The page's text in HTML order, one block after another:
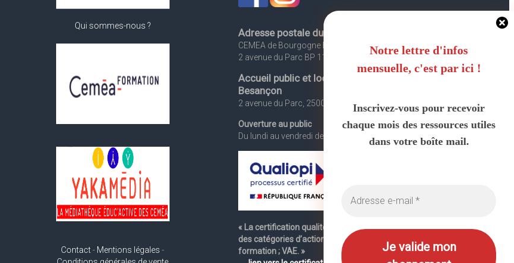
Notre lettre d'infos
mensuelle, c'est par ici !
Inscrivez-vous pour recevoir
chaque mois des ressources utiles
dans votre boîte mail.
Qui sommes-nous ?
Contact- Mentions légales -
Adresse postale du siège social
CEMEA de Bourgogne Franche-Comté
2 avenue du Parc BP 117, 25013 Besançon Cedex
Accueil public et locaux de formation à
Besançon
2 avenue du Parc, 25000 Besançon
Ouverture au public
Du lundi au vendredi de 8h30 à 18h
« La certification qualité a été délivrée au titre de la ou
des catégories d’actions suivantes : actions de
formation ; VAE. »